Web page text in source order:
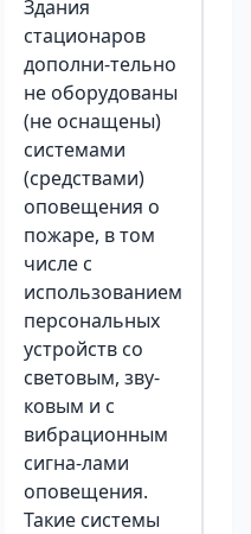
Здания
стационаров
дополни-тельно
не оборудованы
(не оснащены)
системами
(средствами)
оповещения о
пожаре, в том
числе с
использованием
персональных
устройств со
световым, зву-
ковым и с
вибрационным
сигна-лами
оповещения.
Такие системы